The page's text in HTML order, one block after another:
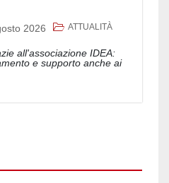
2026 ATTUALITÀ
all'associazione IDEA:
e supporto anche ai